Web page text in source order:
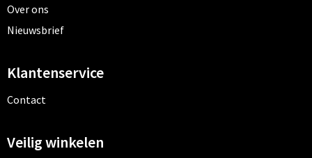
Over ons
Nieuwsbrief
Klantenservice
Contact
Veilig winkelen